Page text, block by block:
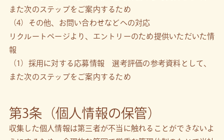
また次のステップをご案内するため
（4）その他、お問い合わせなどへの対応
リクルートページより、エントリーのため提供いただいた情
報
（1）採用に対する応募情報 選考評価の参考資料として、
また次のステップをご案内するため
第3条（個人情報の保管）
収集した個人情報は第三者が不当に触れることができないよ